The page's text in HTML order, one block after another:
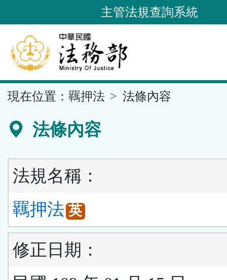
到
要
內
容
區
主管法規查詢系統
現在位置： 羈押法 法條內容
法條內容
法規名稱：
羈押法 英
修正日期：